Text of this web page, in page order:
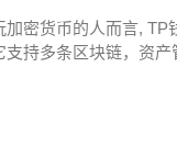
加密货币的人而言,
支持多条区块链，资